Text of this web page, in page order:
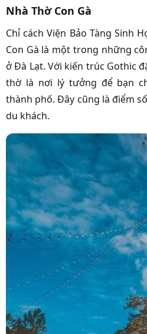
Nhà Thờ Con Gà
Chỉ cách Viện Bảo Tàng Sinh
Con Gà là một trong những
ở Đà Lạt. Với kiến trúc Gothic
thờ là nơi lý tưởng để bạn
thành phố. Đây cũng là điểm
du khách.